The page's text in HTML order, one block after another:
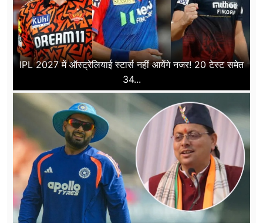
IPL 2027 में ऑस्ट्रेलियाई स्टार्स नहीं आयेंगे नजर! 20 टेस्ट समेत
34...